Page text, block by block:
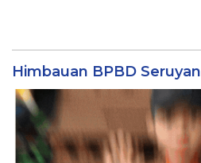
Himbauan BPBD Seruyan